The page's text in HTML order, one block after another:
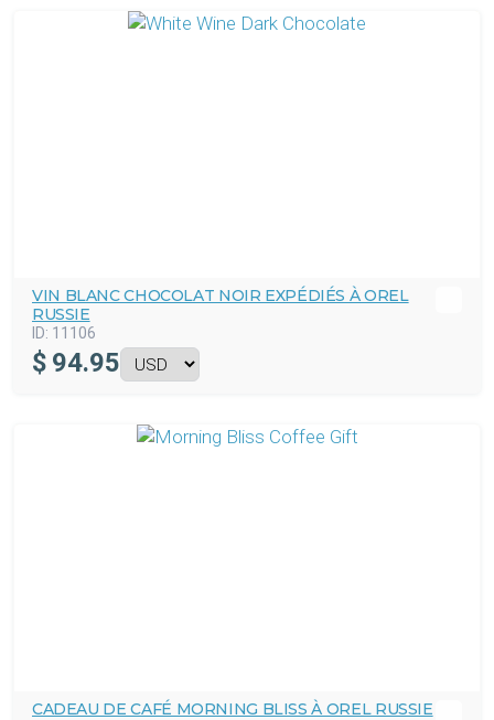
VIN BLANC CHOCOLAT NOIR EXPÉDIÉS À OREL
RUSSIE
ID: 11106
$ 94.95
CADEAU DE CAFÉ MORNING BLISS À OREL RUSSIE